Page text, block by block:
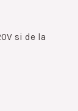
si de la